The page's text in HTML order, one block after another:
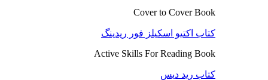
Cover to Cover Book
کتاب اکتیو اسکیلز فور ریدینگ
Active Skills For Reading Book
کتاب رید دیس